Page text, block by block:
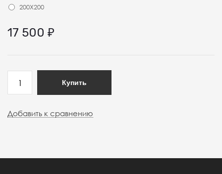
200Х200
17 500 ₽
Купить
Добавить к сравнению